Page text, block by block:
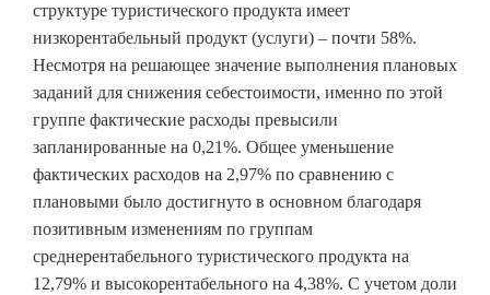
структуре туристического продукта имеет
низкорентабельный продукт (услуги) – почти 58%.
Несмотря на решающее значение выполнения плановых
заданий для снижения себестоимости, именно по этой
группе фактические расходы превысили
запланированные на 0,21%. Общее уменьшение
фактических расходов на 2,97% по сравнению с
плановыми было достигнуто в основном благодаря
позитивным изменениям по группам
среднерентабельного туристического продукта на
12,79% и высокорентабельного на 4,38%. С учетом доли